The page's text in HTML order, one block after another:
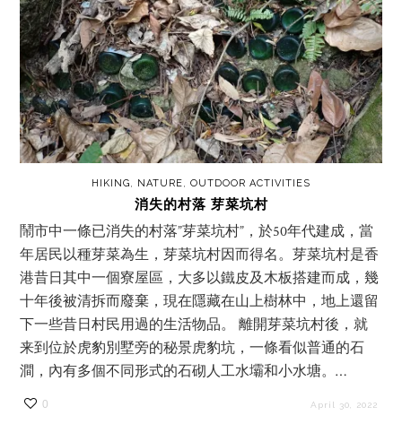
HIKING, NATURE, OUTDOOR ACTIVITIES
消失的村落 芽菜坑村
鬧市中一條已消失的村落”芽菜坑村”，於50年代建成，當
年居民以種芽菜為生，芽菜坑村因而得名。芽菜坑村是香
港昔日其中一個寮屋區，大多以鐵皮及木板搭建而成，幾
十年後被清拆而廢棄，現在隱藏在山上樹林中，地上還留
下一些昔日村民用過的生活物品。 離開芽菜坑村後，就
来到位於虎豹別墅旁的秘景虎豹坑，一條看似普通的石
澗，內有多個不同形式的石砌人工水壩和小水塘。…
0 April 30, 2022